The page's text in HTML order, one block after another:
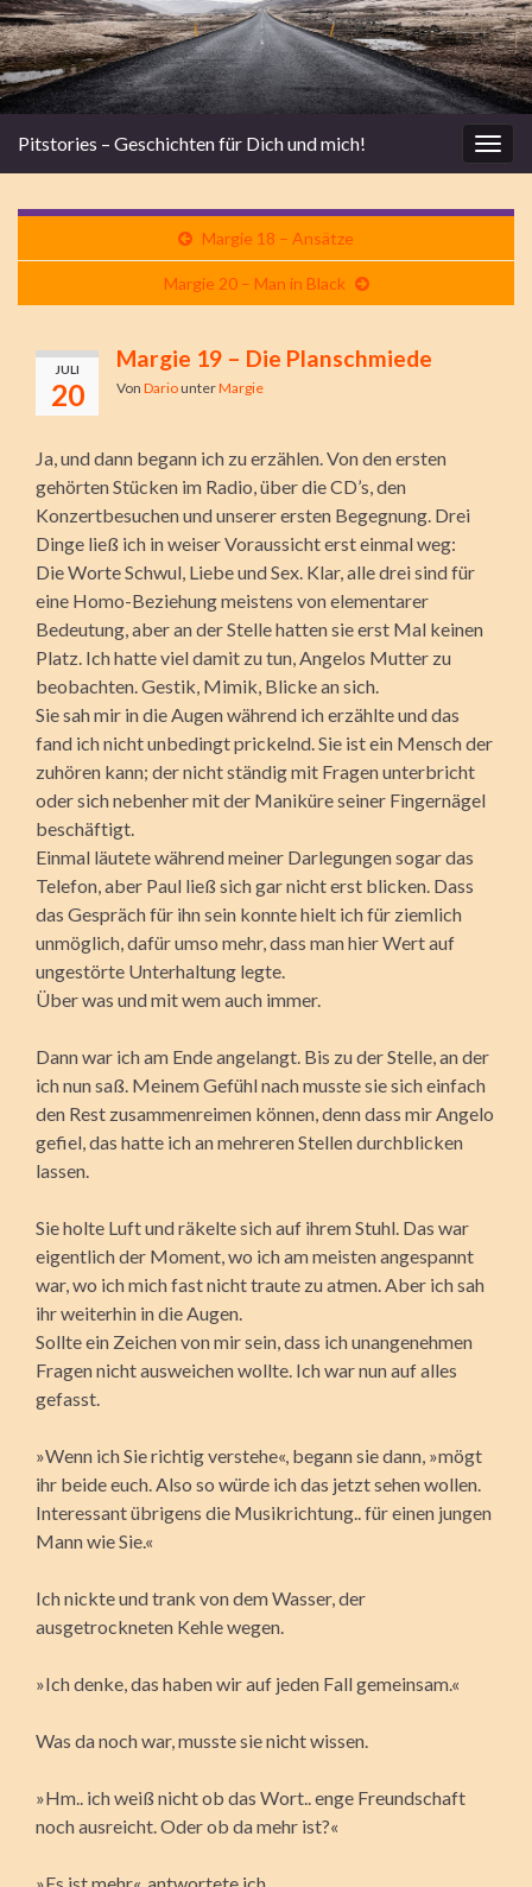
Pitstories – Geschichten für Dich und mich!
Margie 18 – Ansätze
Margie 20 – Man in Black
JULI
20
Margie 19 – Die Planschmiede
Von DariounterMargie
Ja, und dann begann ich zu erzählen. Von den ersten
gehörten Stücken im Radio, über die CD’s, den
Konzertbesuchen und unserer ersten Begegnung. Drei
Dinge ließ ich in weiser Voraussicht erst einmal weg:
Die Worte Schwul, Liebe und Sex. Klar, alle drei sind für
eine Homo-Beziehung meistens von elementarer
Bedeutung, aber an der Stelle hatten sie erst Mal keinen
Platz. Ich hatte viel damit zu tun, Angelos Mutter zu
beobachten. Gestik, Mimik, Blicke an sich.
Sie sah mir in die Augen während ich erzählte und das
fand ich nicht unbedingt prickelnd. Sie ist ein Mensch der
zuhören kann; der nicht ständig mit Fragen unterbricht
oder sich nebenher mit der Maniküre seiner Fingernägel
beschäftigt.
Einmal läutete während meiner Darlegungen sogar das
Telefon, aber Paul ließ sich gar nicht erst blicken. Dass
das Gespräch für ihn sein konnte hielt ich für ziemlich
unmöglich, dafür umso mehr, dass man hier Wert auf
ungestörte Unterhaltung legte.
Über was und mit wem auch immer.
Dann war ich am Ende angelangt. Bis zu der Stelle, an der
ich nun saß. Meinem Gefühl nach musste sie sich einfach
den Rest zusammenreimen können, denn dass mir Angelo
gefiel, das hatte ich an mehreren Stellen durchblicken
lassen.
Sie holte Luft und räkelte sich auf ihrem Stuhl. Das war
eigentlich der Moment, wo ich am meisten angespannt
war, wo ich mich fast nicht traute zu atmen. Aber ich sah
ihr weiterhin in die Augen.
Sollte ein Zeichen von mir sein, dass ich unangenehmen
Fragen nicht ausweichen wollte. Ich war nun auf alles
gefasst.
»Wenn ich Sie richtig verstehe«, begann sie dann, »mögt
ihr beide euch. Also so würde ich das jetzt sehen wollen.
Interessant übrigens die Musikrichtung.. für einen jungen
Mann wie Sie.«
Ich nickte und trank von dem Wasser, der
ausgetrockneten Kehle wegen.
»Ich denke, das haben wir auf jeden Fall gemeinsam.«
Was da noch war, musste sie nicht wissen.
»Hm.. ich weiß nicht ob das Wort.. enge Freundschaft
noch ausreicht. Oder ob da mehr ist?«
»Es ist mehr«, antwortete ich.